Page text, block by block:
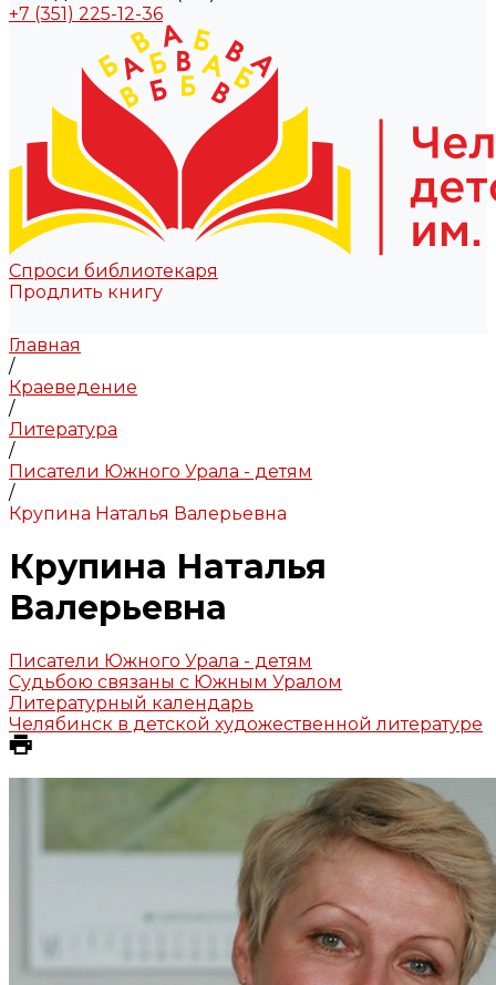
+7 (351) 225-12-36
Спроси библиотекаря
Продлить книгу
Главная
/
Краеведение
/
Литература
/
Писатели Южного Урала - детям
/
Крупина Наталья Валерьевна
Крупина Наталья
Валерьевна
Писатели Южного Урала - детям
Судьбою связаны с Южным Уралом
Литературный календарь
Челябинск в детской художественной литературе